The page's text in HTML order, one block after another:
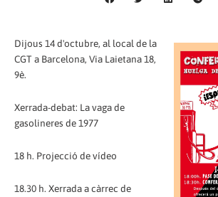
Dijous 14 d'octubre, al local de la
CGT a Barcelona, Via Laietana 18,
9è.
Xerrada-debat: La vaga de
gasolineres de 1977
18 h. Projecció de vídeo
18.30 h. Xerrada a càrrec de